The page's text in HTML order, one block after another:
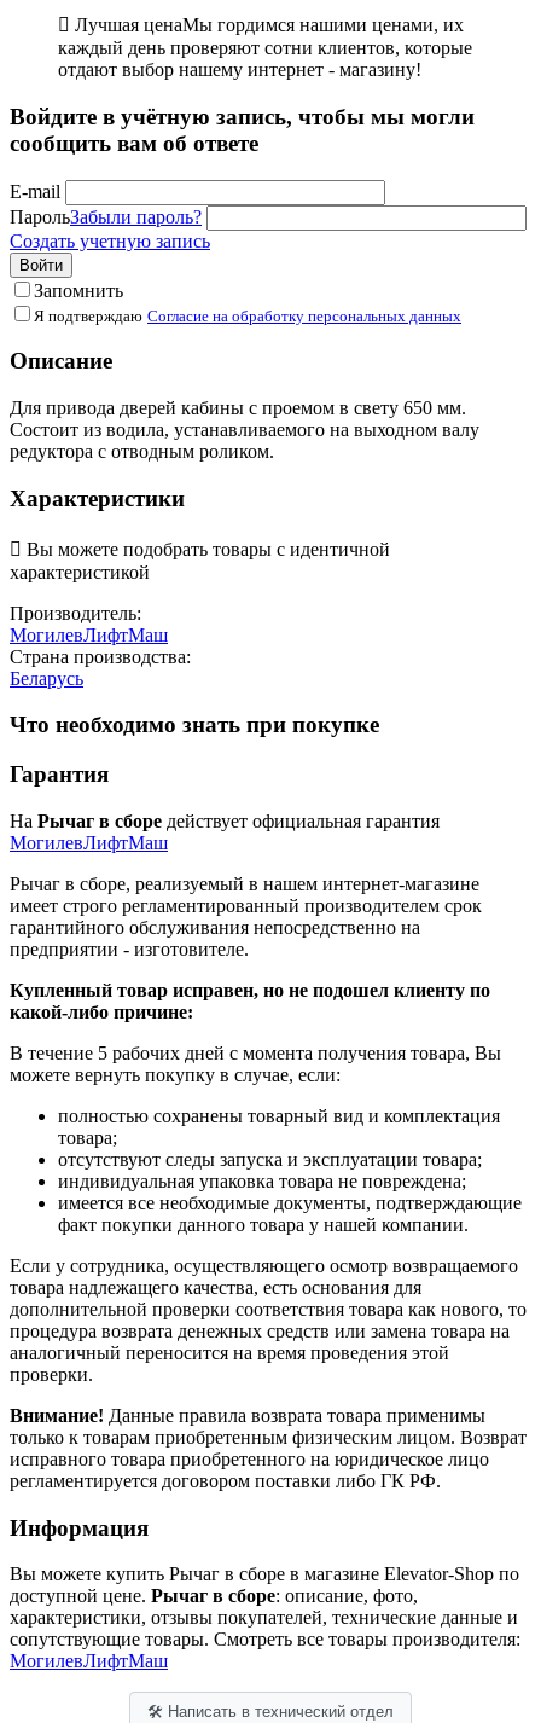
 Лучшая ценаМы гордимся нашими ценами, их
каждый день проверяют сотни клиентов, которые
отдают выбор нашему интернет - магазину!
Войдите в учётную запись, чтобы мы могли
сообщить вам об ответе
E-mail
ПарольЗабыли пароль?
Создать учетную запись
Войти
Запомнить
Я подтверждаю Согласие на обработку персональных данных
Описание
Для привода дверей кабины с проемом в свету 650 мм.
Состоит из водила, устанавливаемого на выходном валу
редуктора с отводным роликом.
Характеристики
 Вы можете подобрать товары с идентичной
характеристикой
Производитель:
МогилевЛифтМаш
Страна производства:
Беларусь
Что необходимо знать при покупке
Гарантия
На Рычаг в сборе действует официальная гарантия
МогилевЛифтМаш
Рычаг в сборе, реализуемый в нашем интернет-магазине
имеет строго регламентированный производителем срок
гарантийного обслуживания непосредственно на
предприятии - изготовителе.
Купленный товар исправен, но не подошел клиенту по
какой-либо причине:
В течение 5 рабочих дней с момента получения товара, Вы
можете вернуть покупку в случае, если:
полностью сохранены товарный вид и комплектация
товара;
отсутствуют следы запуска и эксплуатации товара;
индивидуальная упаковка товара не повреждена;
имеется все необходимые документы, подтверждающие
факт покупки данного товара у нашей компании.
Если у сотрудника, осуществляющего осмотр возвращаемого
товара надлежащего качества, есть основания для
дополнительной проверки соответствия товара как нового, то
процедура возврата денежных средств или замена товара на
аналогичный переносится на время проведения этой
проверки.
Внимание! Данные правила возврата товара применимы
только к товарам приобретенным физическим лицом. Возврат
исправного товара приобретенного на юридическое лицо
регламентируется договором поставки либо ГК РФ.
Информация
Вы можете купить Рычаг в сборе в магазине Elevator-Shop по
доступной цене. Рычаг в сборе: описание, фото,
характеристики, отзывы покупателей, технические данные и
сопутствующие товары. Смотреть все товары производителя:
МогилевЛифтМаш
🛠 Написать в технический отдел